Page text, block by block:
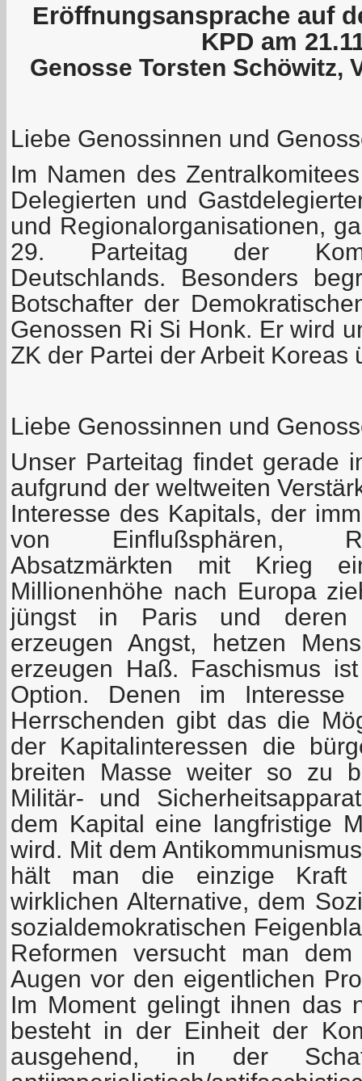
Eröffnungsansprache auf
KPD am
Genosse Torsten Schöwitz,
Liebe Genossinnen und
Im Namen des
Delegierten und
und Regionalorganisationen,
29. Parteitag der
Deutschlands. Besonders
Botschafter der
Genossen Ri Si Honk. Er wird
ZK der Partei der Arbeit Koreas
Liebe Genossinnen und
Unser Parteitag findet gerade
aufgrund der weltweiten
Interesse des Kapitals, der
von Einflußsphären,
Absatzmärkten mit Krieg
Millionenhöhe nach Europa
jüngst in Paris und deren
erzeugen Angst, hetzen
erzeugen Haß. Faschismus
Option. Denen im Interesse
Herrschenden gibt das die
der Kapitalinteressen die
breiten Masse weiter so zu
Militär- und
dem Kapital eine langfristige
wird. Mit dem
hält man die einzige Kraft
wirklichen Alternative, dem
sozialdemokratischen
Reformen versucht man
Augen vor den eigentlichen
Im Moment gelingt ihnen das
besteht in der Einheit der
ausgehend, in der